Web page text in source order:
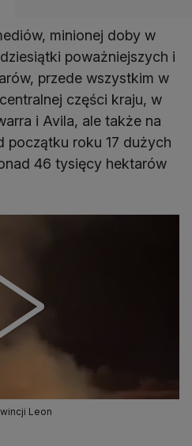
minionej doby w
poważniejszych i
przede wszystkim w
części kraju, w
i Avila, ale także na
początku roku 17 dużych
46 tysięcy hektarów
Leon